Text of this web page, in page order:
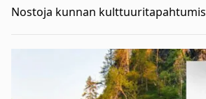
Nostoja kunnan